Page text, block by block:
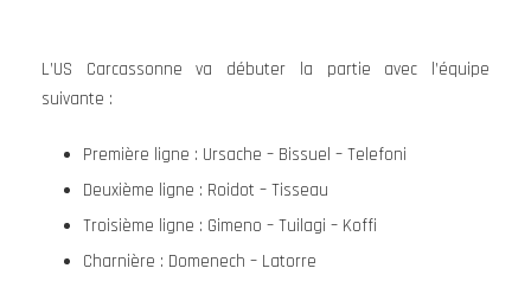
L’US Carcassonne va débuter la partie avec l’équipe
suivante :
Première ligne : Ursache – Bissuel – Telefoni
Deuxième ligne : Roidot – Tisseau
Troisième ligne : Gimeno – Tuilagi – Koffi
Charnière : Domenech – Latorre